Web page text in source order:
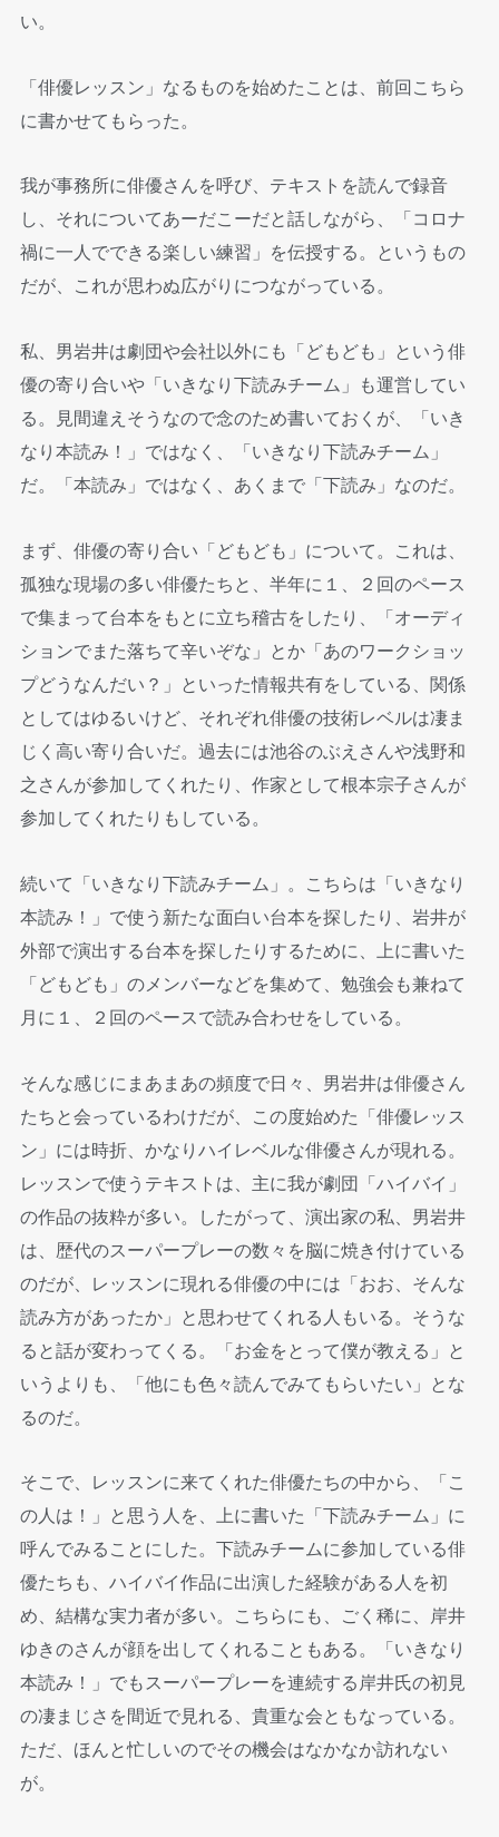
い。
「俳優レッスン」なるものを始めたことは、前回こちら
に書かせてもらった。
我が事務所に俳優さんを呼び、テキストを読んで録音
し、それについてあーだこーだと話しながら、「コロナ
禍に一人でできる楽しい練習」を伝授する。というもの
だが、これが思わぬ広がりにつながっている。
私、男岩井は劇団や会社以外にも「どもども」という俳
優の寄り合いや「いきなり下読みチーム」も運営してい
る。見間違えそうなので念のため書いておくが、「いき
なり本読み！」ではなく、「いきなり下読みチーム」
だ。「本読み」ではなく、あくまで「下読み」なのだ。
まず、俳優の寄り合い「どもども」について。これは、
孤独な現場の多い俳優たちと、半年に１、２回のペース
で集まって台本をもとに立ち稽古をしたり、「オーディ
ションでまた落ちて辛いぞな」とか「あのワークショッ
プどうなんだい？」といった情報共有をしている、関係
としてはゆるいけど、それぞれ俳優の技術レベルは凄ま
じく高い寄り合いだ。過去には池谷のぶえさんや浅野和
之さんが参加してくれたり、作家として根本宗子さんが
参加してくれたりもしている。
続いて「いきなり下読みチーム」。こちらは「いきなり
本読み！」で使う新たな面白い台本を探したり、岩井が
外部で演出する台本を探したりするために、上に書いた
「どもども」のメンバーなどを集めて、勉強会も兼ねて
月に１、２回のペースで読み合わせをしている。
そんな感じにまあまあの頻度で日々、男岩井は俳優さん
たちと会っているわけだが、この度始めた「俳優レッス
ン」には時折、かなりハイレベルな俳優さんが現れる。
レッスンで使うテキストは、主に我が劇団「ハイバイ」
の作品の抜粋が多い。したがって、演出家の私、男岩井
は、歴代のスーパープレーの数々を脳に焼き付けている
のだが、レッスンに現れる俳優の中には「おお、そんな
読み方があったか」と思わせてくれる人もいる。そうな
ると話が変わってくる。「お金をとって僕が教える」と
いうよりも、「他にも色々読んでみてもらいたい」とな
るのだ。
そこで、レッスンに来てくれた俳優たちの中から、「こ
の人は！」と思う人を、上に書いた「下読みチーム」に
呼んでみることにした。下読みチームに参加している俳
優たちも、ハイバイ作品に出演した経験がある人を初
め、結構な実力者が多い。こちらにも、ごく稀に、岸井
ゆきのさんが顔を出してくれることもある。「いきなり
本読み！」でもスーパープレーを連続する岸井氏の初見
の凄まじさを間近で見れる、貴重な会ともなっている。
ただ、ほんと忙しいのでその機会はなかなか訪れない
が。